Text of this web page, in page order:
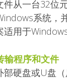
件从一台32位
系统，
适用于
输程序和文件
部硬盘或U盘